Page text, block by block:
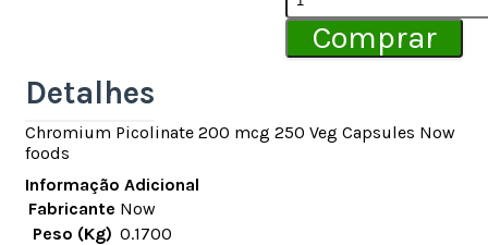
Comprar
Detalhes
Chromium Picolinate 200 mcg 250 Veg Capsules Now
foods
Informação Adicional
Fabricante Now
Peso (Kg) 0.1700